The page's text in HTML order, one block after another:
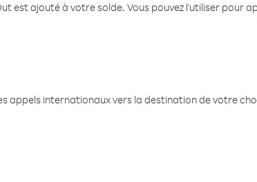
est ajouté à votre solde. Vous pouvez l'utiliser pour
appels internationaux vers la destination de votre